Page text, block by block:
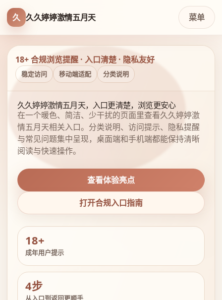
久 久久婷婷激情五月天 菜单
18+ 合规浏览提醒 · 入口清楚 · 隐私友好
稳定访问 移动端适配 分类说明
久久婷婷激情五月天，入口更清楚，浏览更安心
在一个暖色、简洁、少干扰的页面里查看久久婷婷激
情五月天相关入口。分类说明、访问提示、隐私提醒
与常见问题集中呈现，桌面端和手机端都能保持清晰
阅读与快速操作。
查看体验亮点
打开合规入口指南
18+
成年用户提示
4步
从入口到返回更顺手